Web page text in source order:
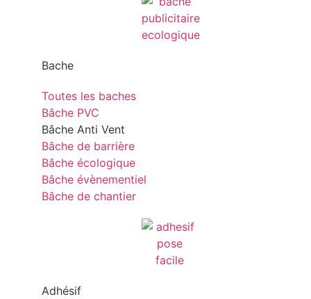
Bache
Toutes les baches
Bâche PVC
Bâche Anti Vent
Bâche de barrière
Bâche écologique
Bâche évènementiel
Bâche de chantier
Adhésif